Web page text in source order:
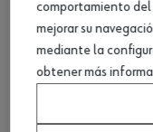
Adhesivo
comportamiento del
mejorar su
mediante la
obtener más